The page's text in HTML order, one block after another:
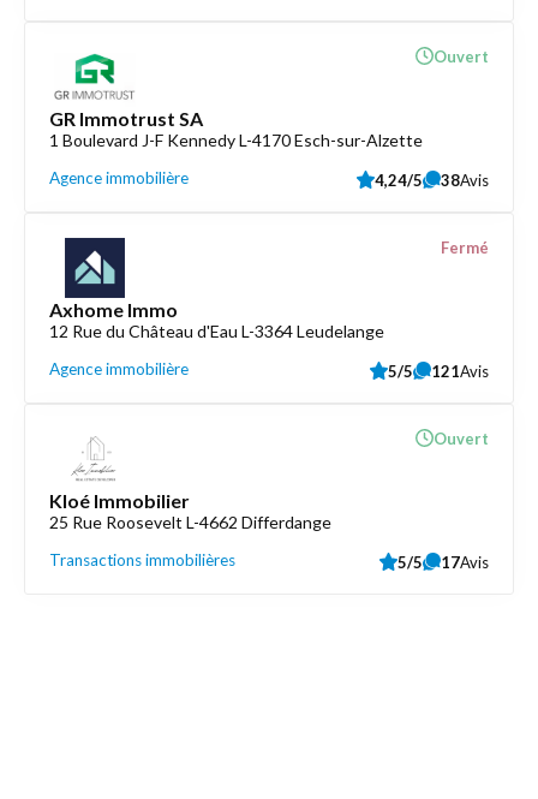
GR Immotrust SA
1 Boulevard J-F Kennedy L-4170 Esch-sur-Alzette
Agence immobilière
Ouvert
4,24/5 38Avis
Axhome Immo
12 Rue du Château d'Eau L-3364 Leudelange
Agence immobilière
Fermé
5/5 121Avis
Kloé Immobilier
25 Rue Roosevelt L-4662 Differdange
Transactions immobilières
Ouvert
5/5 17Avis